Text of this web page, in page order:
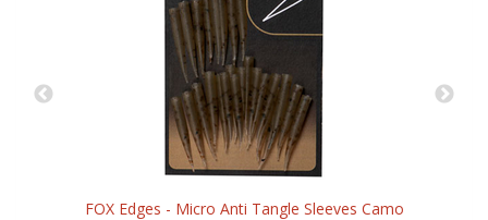
FOX Edges - Micro Anti Tangle Sleeves Camo